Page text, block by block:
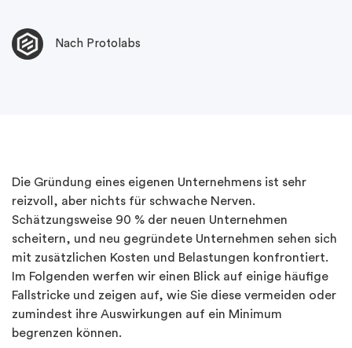
Nach Protolabs
Die Gründung eines eigenen Unternehmens ist sehr
reizvoll, aber nichts für schwache Nerven.
Schätzungsweise 90 % der neuen Unternehmen
scheitern, und neu gegründete Unternehmen sehen sich
mit zusätzlichen Kosten und Belastungen konfrontiert.
Im Folgenden werfen wir einen Blick auf einige häufige
Fallstricke und zeigen auf, wie Sie diese vermeiden oder
zumindest ihre Auswirkungen auf ein Minimum
begrenzen können.